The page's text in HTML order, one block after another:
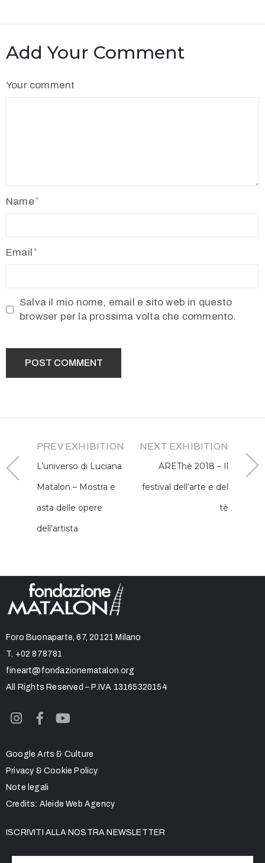
Add Your Comment
Your comment
Name
Email
Salva il mio nome, email e sito web in questo
browser per la prossima volta che commento.
PREV EXHIBITION
L’universo di Luciana
Matalon – Mostra e
asta delle opere
dell’artista
NEXT EXHIBITION
AREThè 2018 – Il
festival dell’arte e del
tè
Foro Buonaparte, 67, 20121 Milano
T. +02 878781
fineart@fondazionematalon.org
All Rights Reserved – P.IVA 13165320154
Google Arts & Culture
Privacy & Cookie Policy
Note legali
Credits: Aleide Web Agency
ISCRIVITI ALLA NOSTRA NEWSLETTER